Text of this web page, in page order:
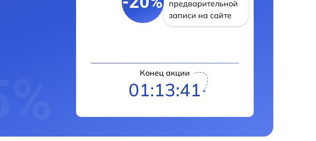
предварительной
записи на сайте
Конец акции
01:13:40